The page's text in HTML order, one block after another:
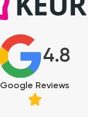
4.8
Google Reviews